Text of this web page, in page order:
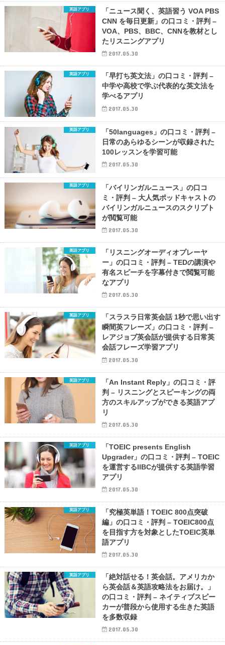
英語アプリ
「ニュース聞く、英語習う VOA PBS
CNN を毎日更新」の口コミ・評判 –
VOA、PBS、BBC、CNNを教材とし
たリスニングアプリ
2017.05.30
英語アプリ
「早打ち英文法」の口コミ・評判 –
中学や高校で学ぶ代表的な英文法を
学べるアプリ
2017.05.30
英語アプリ
「50languages」の口コミ・評判 –
日常のあらゆるシーンが収録された
100レッスンを学習可能
2017.05.30
英語アプリ
「バイリンガルニュース」の口コ
ミ・評判 – 大人気ポッドキャストの
バイリンガルニュースのスクリプト
が閲覧可能
2017.05.30
英語アプリ
「リスニングオーディオプレーヤ
ー」の口コミ・評判 – TEDの講演や
有名スピーチを字幕付きで閲覧可能
なアプリ
2017.05.30
英語アプリ
「スラスラ日常英会話 1秒で思い出す
瞬間英フレーズ」の口コミ・評判 –
レアジョブ英会話が提供する日常英
会話フレーズ学習アプリ
2017.05.30
英語アプリ
「An Instant Reply」の口コミ・評
判 – リスニングとスピーキングの両
方のスキルアップができる英語アプ
リ
2017.05.30
英語アプリ
「TOEIC presents English
Upgrader」の口コミ・評判 – TOEIC
を運営するIIBCが提供する英語学習
アプリ
2017.05.30
英語アプリ
「究極英単語！TOEIC 800点突破
編」の口コミ・評判 – TOEIC800点
を目指す方を対象としたTOEIC英単
語アプリ
2017.05.30
英語アプリ
「絶対話せる！英会話。アメリカか
ら英会話＆英語攻略法をお届け。」
の口コミ・評判 – ネイティブスピー
カーが普段から使用する生きた英語
を多数収録
2017.05.30